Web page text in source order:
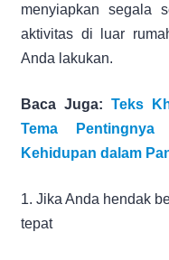
menyiapkan segala
aktivitas di luar
Anda lakukan.
Baca Juga: Teks
Tema Pentingnya
Kehidupan dalam
1. Jika Anda hendak
tepat